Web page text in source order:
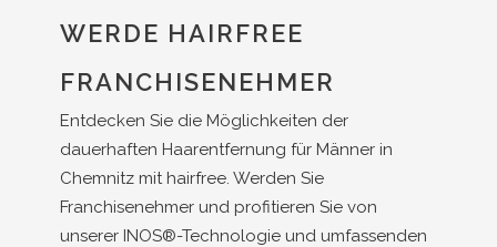
WERDE HAIRFREE
FRANCHISENEHMER
Entdecken Sie die Möglichkeiten der
dauerhaften Haarentfernung für Männer in
Chemnitz mit hairfree. Werden Sie
Franchisenehmer und profitieren Sie von
unserer INOS®-Technologie und umfassenden